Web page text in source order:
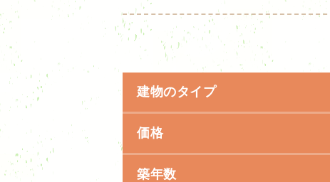
建物のタイプ
価格
築年数